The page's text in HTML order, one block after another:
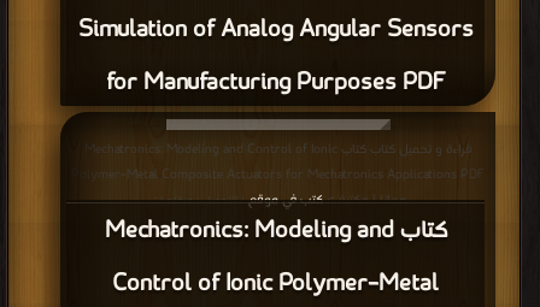
Simulation of Analog Angular Sensors
for Manufacturing Purposes PDF
كتاب Mechatronics: Modeling and
Control of Ionic Polymer–Metal
قراءة و تحميل كتاب كتاب Mechatronics: Modeling and Control of Ionic
Polymer–Metal Composite Actuators for Mechatronics Applications PDF
مجانا | مكتبة >كتب في موقع| التحميل : مرة/مرات